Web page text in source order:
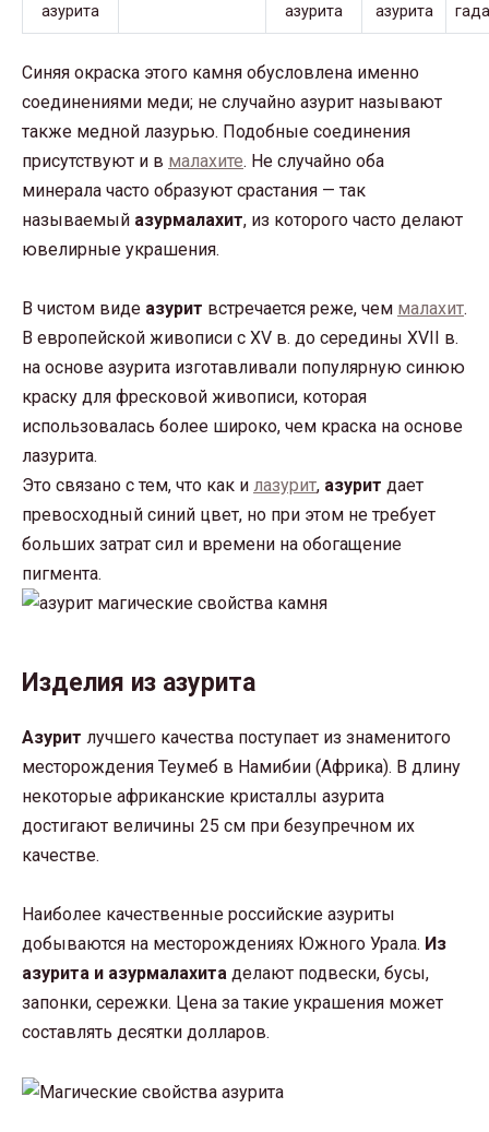
Синяя окраска этого камня обусловлена именно
соединениями меди; не случайно азурит называют
также медной лазурью. Подобные соединения
присутствуют и в малахите. Не случайно оба
минерала часто образуют срастания — так
называемый азурмалахит, из которого часто делают
ювелирные украшения.
В чистом виде азурит встречается реже, чем малахит.
В европейской живописи с XV в. до середины XVII в.
на основе азурита изготавливали популярную синюю
краску для фресковой живописи, которая
использовалась более широко, чем краска на основе
лазурита.
Это связано с тем, что как и лазурит, азурит дает
превосходный синий цвет, но при этом не требует
больших затрат сил и времени на обогащение
пигмента.
Изделия из азурита
Азурит лучшего качества поступает из знаменитого
месторождения Теумеб в Намибии (Африка). В длину
некоторые африканские кристаллы азурита
достигают величины 25 см при безупречном их
качестве.
Наиболее качественные российские азуриты
добываются на месторождениях Южного Урала. Из
азурита и азурмалахита делают подвески, бусы,
запонки, сережки. Цена за такие украшения может
составлять десятки долларов.